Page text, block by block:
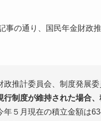
事の通り、国民年金財政
推計委員会、制度発展
行制度が維持された場合
年５月現在の積立金額は